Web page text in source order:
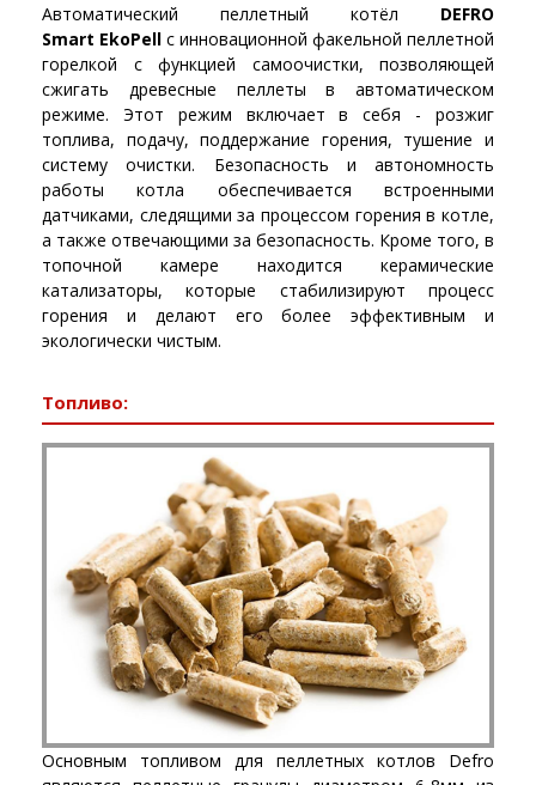
Автоматический пеллетный котёл DEFRO
Smart EkoPell с инновационной факельной пеллетной
горелкой с функцией самоочистки, позволяющей
сжигать древесные пеллеты в автоматическом
режиме. Этот режим включает в себя - розжиг
топлива, подачу, поддержание горения, тушение и
систему очистки. Безопасность и автономность
работы котла обеспечивается встроенными
датчиками, следящими за процессом горения в котле,
а также отвечающими за безопасность. Кроме того, в
топочной камере находится керамические
катализаторы, которые стабилизируют процесс
горения и делают его более эффективным и
экологически чистым.
Топливо:
Основным топливом для пеллетных котлов Defro